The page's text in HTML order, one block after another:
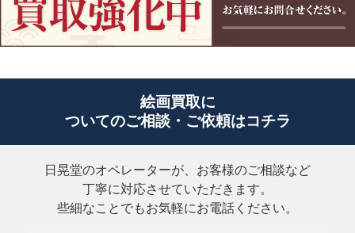
絵画買取に
ついてのご相談・ご依頼はコチラ
日晃堂のオペレーターが、お客様のご相談など
丁寧に対応させていただきます。
些細なことでもお気軽にお電話ください。